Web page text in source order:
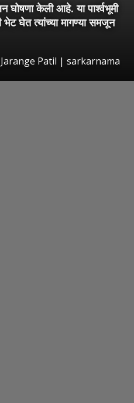
घोषणा केली आहे. या पार्श्वभूमी
भेट घेत त्यांच्या मागण्या समजून
Patil | sarkarnama